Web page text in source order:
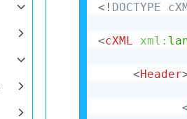
<! DOCTYPE
<cXML xml:
<Header